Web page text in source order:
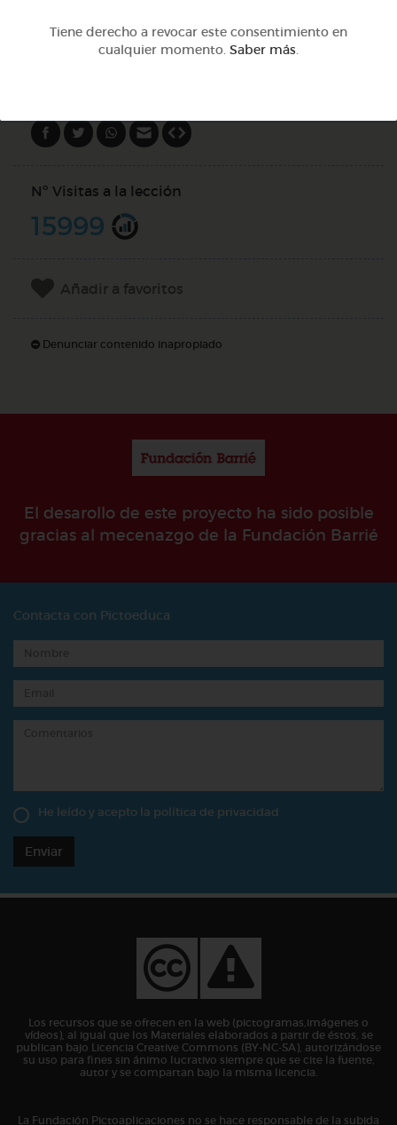
DOCS (2)
Nº Visitas a la lección
15999
Añadir a favoritos
Denunciar contenido inapropiado
El desarollo de este proyecto ha sido posible
gracias al mecenazgo de la Fundación Barrié
Contacta con Pictoeduca
He leído y acepto la política de privacidad
Enviar
Los recursos que se ofrecen en la web (pictogramas,imágenes o
vídeos), al igual que los Materiales elaborados a partir de éstos, se
publican bajo Licencia Creative Commons (BY-NC-SA), autorizándose
su uso para fines sin ánimo lucrativo siempre que se cite la fuente,
autor y se compartan bajo la misma licencia.
La Fundación Pictoaplicaciones no se hace responsable de la subida
Tiene derecho a revocar este consentimiento en
cualquier momento. Saber más.